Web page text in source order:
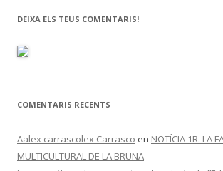
DEIXA ELS TEUS COMENTARIS!
COMENTARIS RECENTS
Aalex carrascolex Carrasco en NOTÍCIA 1R. LA
MULTICULTURAL DE LA BRUNA